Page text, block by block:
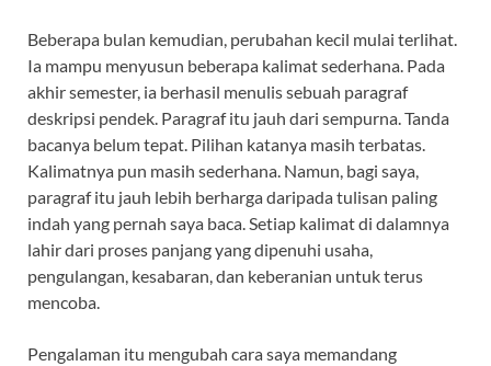
Beberapa bulan kemudian, perubahan kecil mulai terlihat.
Ia mampu menyusun beberapa kalimat sederhana. Pada
akhir semester, ia berhasil menulis sebuah paragraf
deskripsi pendek. Paragraf itu jauh dari sempurna. Tanda
bacanya belum tepat. Pilihan katanya masih terbatas.
Kalimatnya pun masih sederhana. Namun, bagi saya,
paragraf itu jauh lebih berharga daripada tulisan paling
indah yang pernah saya baca. Setiap kalimat di dalamnya
lahir dari proses panjang yang dipenuhi usaha,
pengulangan, kesabaran, dan keberanian untuk terus
mencoba.
Pengalaman itu mengubah cara saya memandang